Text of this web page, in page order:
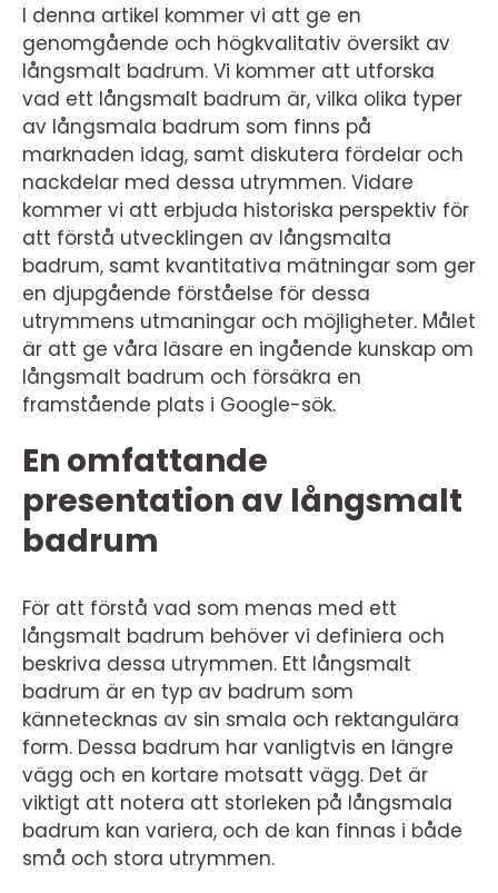
I denna artikel kommer vi att ge en
genomgående och högkvalitativ översikt av
långsmalt badrum. Vi kommer att utforska
vad ett långsmalt badrum är, vilka olika typer
av långsmala badrum som finns på
marknaden idag, samt diskutera fördelar och
nackdelar med dessa utrymmen. Vidare
kommer vi att erbjuda historiska perspektiv för
att förstå utvecklingen av långsmalta
badrum, samt kvantitativa mätningar som ger
en djupgående förståelse för dessa
utrymmens utmaningar och möjligheter. Målet
är att ge våra läsare en ingående kunskap om
långsmalt badrum och försäkra en
framstående plats i Google-sök.
En omfattande
presentation av långsmalt
badrum
För att förstå vad som menas med ett
långsmalt badrum behöver vi definiera och
beskriva dessa utrymmen. Ett långsmalt
badrum är en typ av badrum som
kännetecknas av sin smala och rektangulära
form. Dessa badrum har vanligtvis en längre
vägg och en kortare motsatt vägg. Det är
viktigt att notera att storleken på långsmala
badrum kan variera, och de kan finnas i både
små och stora utrymmen.